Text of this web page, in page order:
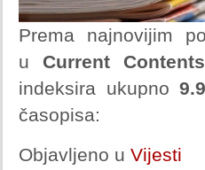
Prema najnovijim
u Current Contents
indeksira ukupno
časopisa:
Objavljeno u Vijesti